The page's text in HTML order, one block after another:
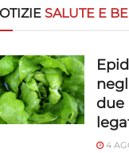
SALUTE E
due
4